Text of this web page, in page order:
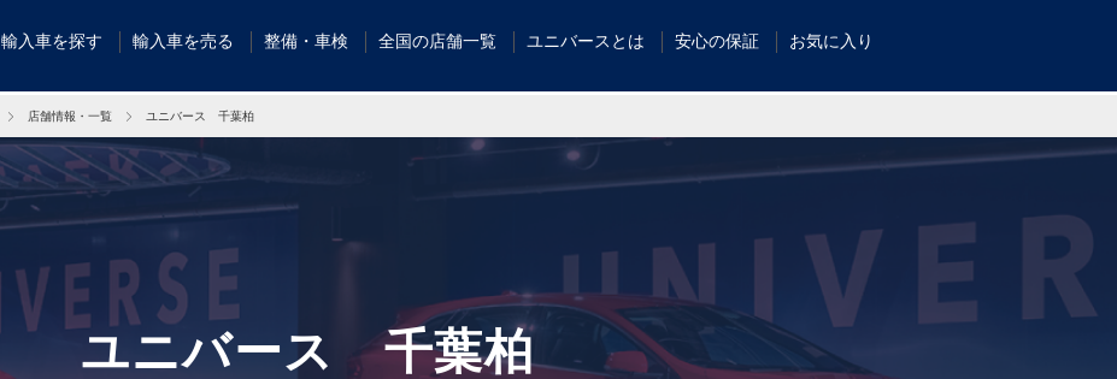
輸入車を探す 輸入車を売る 整備・車検 全国の店舗一覧 ユニバースとは 安心の保証 お気に入り
店舗情報・一覧 ユニバース 千葉柏
ユニバース 千葉柏